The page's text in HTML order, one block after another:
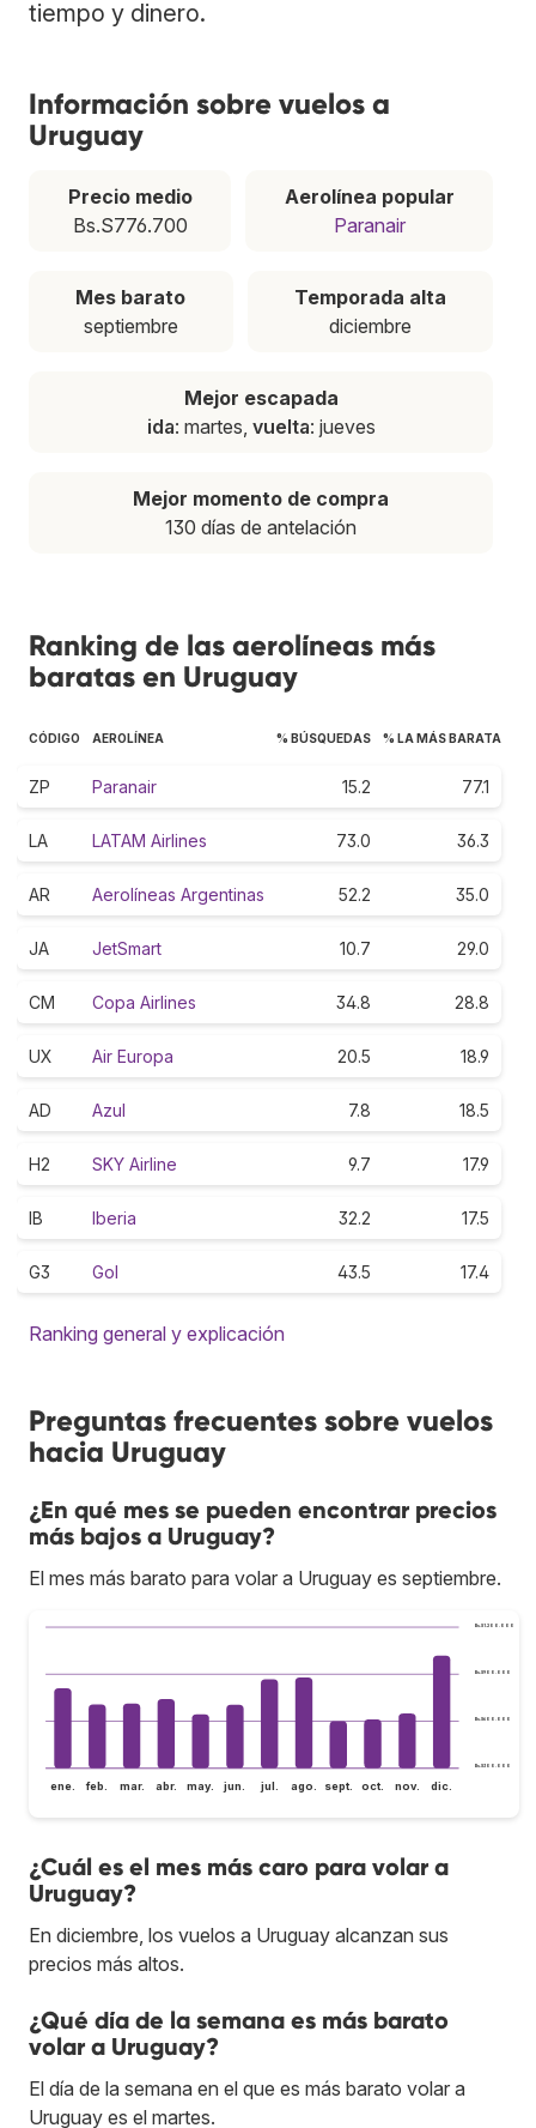
tiempo y dinero.
Información sobre vuelos a
Uruguay
Precio medio
Bs.S776.700
Aerolínea popular
Paranair
Mes barato
septiembre
Temporada alta
diciembre
Mejor escapada
ida: martes, vuelta: jueves
Mejor momento de compra
130 días de antelación
Ranking de las aerolíneas más
baratas en Uruguay
CÓDIGO AEROLÍNEA % BÚSQUEDAS % LA MÁS BARATA
ZP Paranair 15.2 77.1
LA LATAM Airlines 73.0 36.3
AR Aerolíneas Argentinas 52.2 35.0
JA JetSmart 10.7 29.0
CM Copa Airlines 34.8 28.8
UX Air Europa 20.5 18.9
AD Azul 7.8 18.5
H2 SKY Airline 9.7 17.9
IB Iberia 32.2 17.5
G3 Gol 43.5 17.4
Ranking general y explicación
Preguntas frecuentes sobre vuelos
hacia Uruguay
¿En qué mes se pueden encontrar precios
más bajos a Uruguay?
El mes más barato para volar a Uruguay es septiembre.
Bs.S300.000
Bs.S600.000
Bs.S900.000
Bs.S1.200.000
ene. feb. mar. abr. may. jun. jul. ago. sept. oct. nov. dic.
¿Cuál es el mes más caro para volar a
Uruguay?
En diciembre, los vuelos a Uruguay alcanzan sus
precios más altos.
¿Qué día de la semana es más barato
volar a Uruguay?
El día de la semana en el que es más barato volar a
Uruguay es el martes.